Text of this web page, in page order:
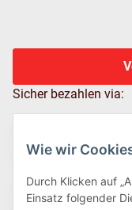
Wie wir
Durch Klicken auf
Einsatz folgender
Sicher bezahlen via: